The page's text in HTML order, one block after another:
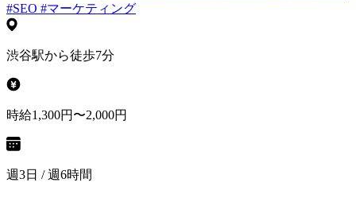
#SEO #マーケティング
渋谷駅から徒歩7分
時給1,300円〜2,000円
週3日 / 週6時間